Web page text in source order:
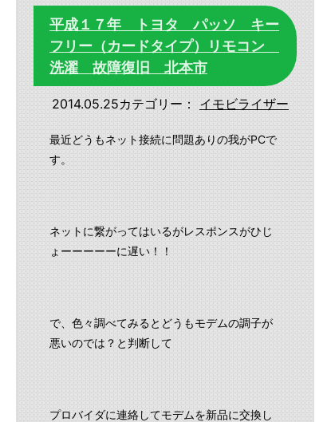
平成１７年 トヨタ パッソ キー
フリー（カードタイプ）リモコン
洗濯 故障復旧 北本市
2014.05.25カテゴリー： イモビライザー
最近どうもネット接続に問題ありの我がPCで
す。
ネットに繋がってはいるがレスポンスがひじ
ょーーーーーに遅い！！
で、色々調べてみるとどうもモデムの調子が
悪いのでは？と判断して
プロバイダに連絡してモデムを新品に交換し